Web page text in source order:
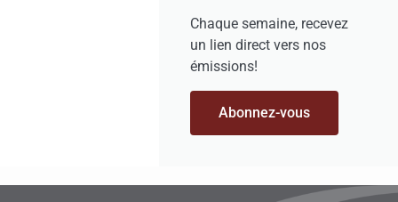
Chaque semaine, recevez
un lien direct vers nos
émissions!
Abonnez-vous